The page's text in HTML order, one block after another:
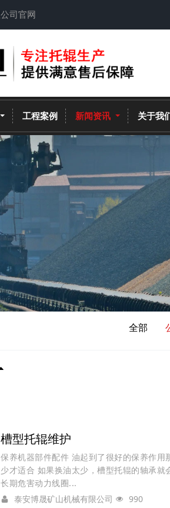
司官网
工程案例 新闻资讯 关于我
全部
槽型托辊维护
保养机器部件配件 油起到了很好的保养作
少才适合 如果换油太少，槽型托辊的轴承
长期危害动力线圈...
泰安博晟矿山机械有限公司
990